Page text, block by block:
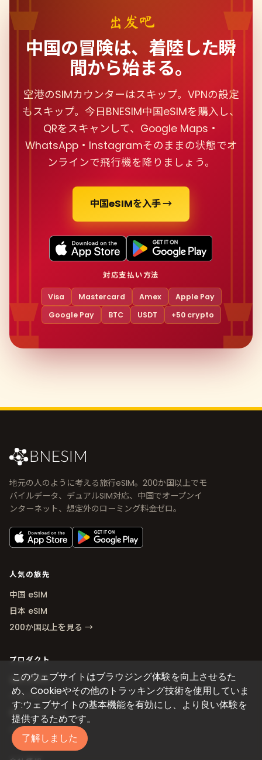
出发吧
中国の冒険は、着陸した瞬
間から始まる。
空港のSIMカウンターはスキップ。VPNの設定
もスキップ。今日BNESIM中国eSIMを購入し、
QRをスキャンして、Google Maps・
WhatsApp・Instagramそのままの状態でオ
ンラインで飛行機を降りましょう。
中国eSIMを入手 →
対応支払い方法
Visa Mastercard Amex
Apple Pay
Google Pay
BTC USDT +50 crypto
地元の人のように考える旅行eSIM。200か国以上でモ
バイルデータ、デュアルSIM対応、中国でオープンイ
ンターネット、想定外のローミング料金ゼロ。
人気の旅先
中国 eSIM
日本 eSIM
200か国以上を見る →
プロダクト
端末互換性
ヘルプセンター
紹介プログラム
パートナーになる
このウェブサイトはブラウジング体験を向上させるた
め、Cookieやその他のトラッキング技術を使用していま
す:ウェブサイトの基本機能を有効にし、より良い体験を
提供するためです。
了解しました